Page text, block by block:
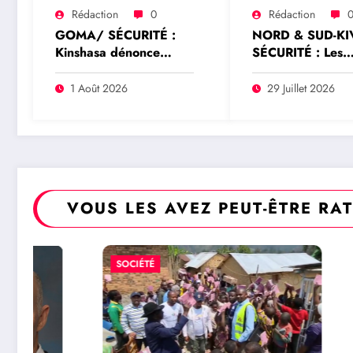
Rédaction 0
GOMA/ SÉCURITÉ :
Kinshasa dénonce
l’expulsion d’un officier
FARDC du Mécanisme
1 Août 2026
Rédaction 0
NORD & SUD-
SÉCURITÉ : Les
commandants
Wazalendo
nationale de
29 Juillet 2026
VOUS LES AVEZ PEUT-ÊTRE
POLITIQUE
RDC/
Aimé
plaide
5 août 2026